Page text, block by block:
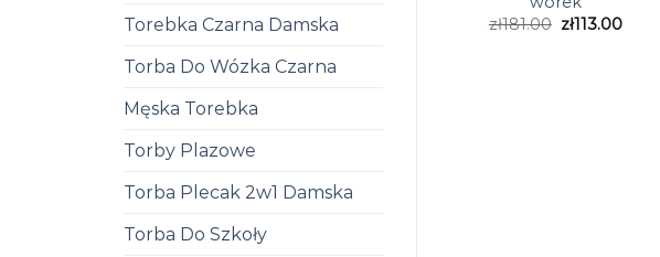
Torebka Czarna Damska
Torba Do Wózka Czarna
Męska Torebka
Torby Plazowe
Torba Plecak 2w1 Damska
Torba Do Szkoły
zł181.00 zł113.00